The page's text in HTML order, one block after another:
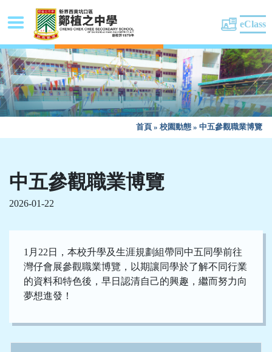
eClass
首頁 » 校園動態 » 中五參觀職業博覽
中五參觀職業博覽
2026-01-22
1月22日，本校升學及生涯規劃組帶同中五同學前往
灣仔會展參觀職業博覽，以期讓同學於了解不同行業
的資料和特色後，早日認清自己的興趣，繼而努力向
夢想進發！